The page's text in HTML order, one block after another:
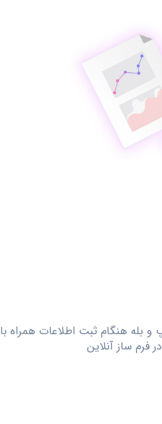
و بله هنگام ثبت اطلاعات همراه با
فرم ساز آنلاین